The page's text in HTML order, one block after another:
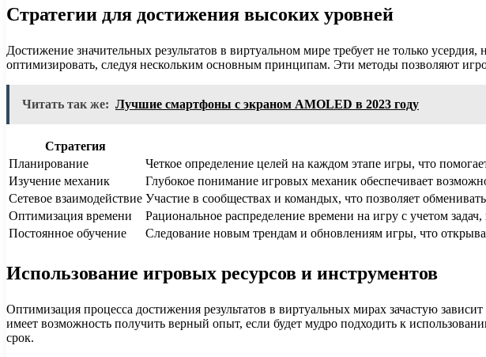
Стратегии для достижения высоких уровней
Достижение значительных результатов в виртуальном мире требует не только
оптимизировать, следуя нескольким основным принципам. Эти методы позволяют
Читать так же: Лучшие смартфоны с экраном AMOLED в 2023 году
Стратегия
Планирование
Четкое определение целей на каждом этапе игры, что
Изучение механик
Глубокое понимание игровых механик обеспечивает
Сетевое взаимодействие Участие в сообществах и командых, что позволяет
Оптимизация времени
Рациональное распределение времени на игру с учетом
Постоянное обучение
Следование новым трендам и обновлениям игры, что
Использование игровых ресурсов и инструментов
Оптимизация процесса достижения результатов в виртуальных мирах зачастую
имеет возможность получить верный опыт, если будет мудро подходить к
срок.